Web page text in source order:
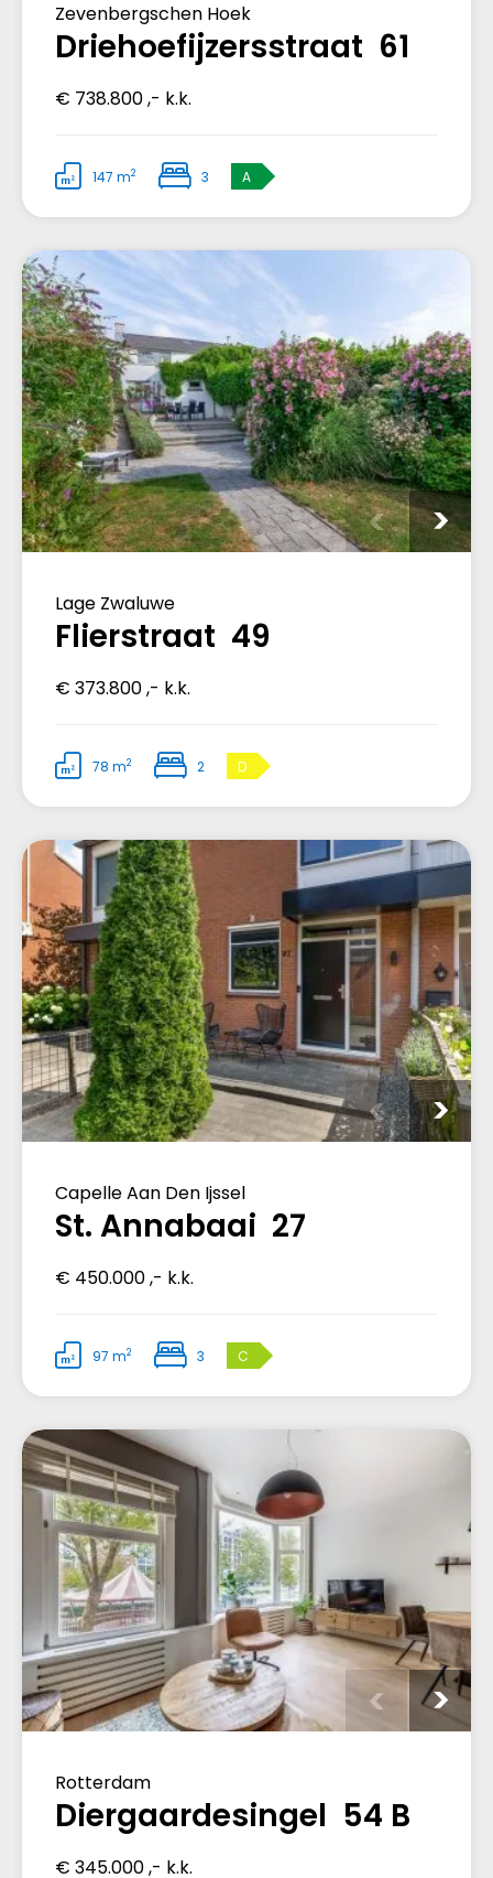
Zevenbergschen Hoek
Driehoefijzersstraat 61
€ 738.800 ,- k.k.
147 m2 3 A
Lage Zwaluwe
Flierstraat 49
€ 373.800 ,- k.k.
78 m2 2 D
Capelle Aan Den Ijssel
St. Annabaai 27
€ 450.000 ,- k.k.
97 m2 3 C
Rotterdam
Diergaardesingel 54 B
€ 345.000 ,- k.k.